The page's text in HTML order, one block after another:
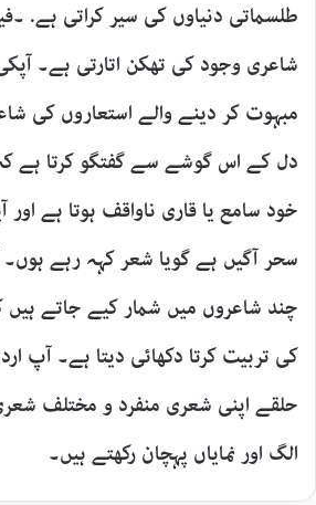
طلسماتی دنیاوں کی سیر کراتی ہے.
شاعری وجود کی تھکن اتارتی ہے۔
مبہوت کر دینے والے استعاروں کی
دل کے اس گوشے سے گفتگو کرتا ہے
خود سامع یا قاری ناواقف ہوتا ہے
سحر آگیں ہے گویا شعر کہہ رہے
چند شاعروں میں شمار کیے جاتے
کی تربیت کرتا دکھائی دیتا ہے۔ آپ
حلقے اپنی شعری منفرد و مختلف
الگ اور نمایاں پہچان رکھتے ہیں۔